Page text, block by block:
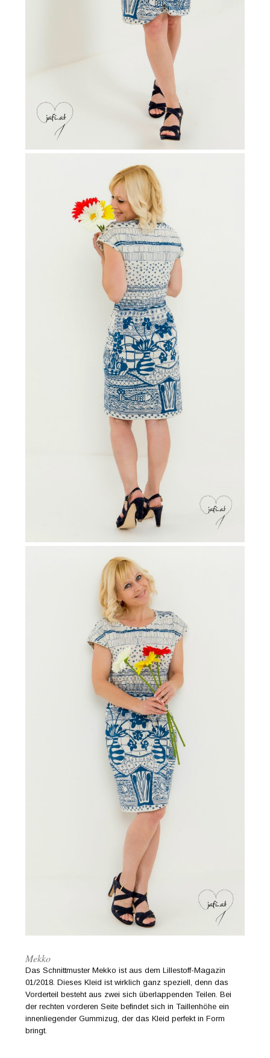
Mekko
Das Schnittmuster Mekko ist aus dem Lillestoff-Magazin
01/2018. Dieses Kleid ist wirklich ganz speziell, denn das
Vorderteil besteht aus zwei sich überlappenden Teilen. Bei
der rechten vorderen Seite befindet sich in Taillenhöhe ein
innenliegender Gummizug, der das Kleid perfekt in Form
bringt.